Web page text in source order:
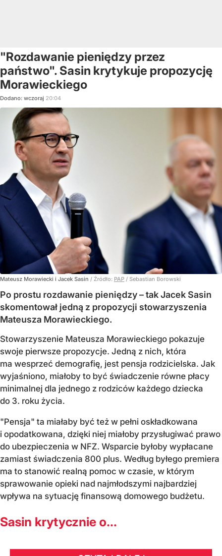
"Rozdawanie pieniędzy przez
państwo". Sasin krytykuje propozycję
Morawieckiego
Dodano: wczoraj 20:04
Mateusz Morawiecki i Jacek Sasin / Źródło: PAP / Sebastian Borowski
Po prostu rozdawanie pieniędzy – tak Jacek Sasin
skomentował jedną z propozycji stowarzyszenia
Mateusza Morawieckiego.
Stowarzyszenie Mateusza Morawieckiego pokazuje
swoje pierwsze propozycje. Jedną z nich, która
ma wesprzeć demografię, jest pensja rodzicielska. Jak
wyjaśniono, miałoby to być świadczenie równe płacy
minimalnej dla jednego z rodziców każdego dziecka
do 3. roku życia.
"Pensja" ta miałaby być też w pełni oskładkowana
i opodatkowana, dzięki niej miałoby przysługiwać prawo
do ubezpieczenia w NFZ. Wsparcie byłoby wypłacane
zamiast świadczenia 800 plus. Według byłego premiera
ma to stanowić realną pomoc w czasie, w którym
sprawowanie opieki nad najmłodszymi najbardziej
wpływa na sytuację finansową domowego budżetu.
Sasin krytycznie o...